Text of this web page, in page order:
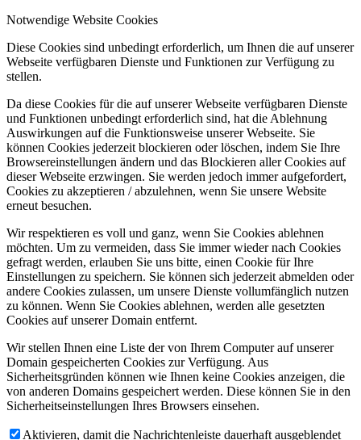
Notwendige Website Cookies
Diese Cookies sind unbedingt erforderlich, um Ihnen die auf unserer
Webseite verfügbaren Dienste und Funktionen zur Verfügung zu
stellen.
Da diese Cookies für die auf unserer Webseite verfügbaren Dienste
und Funktionen unbedingt erforderlich sind, hat die Ablehnung
Auswirkungen auf die Funktionsweise unserer Webseite. Sie
können Cookies jederzeit blockieren oder löschen, indem Sie Ihre
Browsereinstellungen ändern und das Blockieren aller Cookies auf
dieser Webseite erzwingen. Sie werden jedoch immer aufgefordert,
Cookies zu akzeptieren / abzulehnen, wenn Sie unsere Website
erneut besuchen.
Wir respektieren es voll und ganz, wenn Sie Cookies ablehnen
möchten. Um zu vermeiden, dass Sie immer wieder nach Cookies
gefragt werden, erlauben Sie uns bitte, einen Cookie für Ihre
Einstellungen zu speichern. Sie können sich jederzeit abmelden oder
andere Cookies zulassen, um unsere Dienste vollumfänglich nutzen
zu können. Wenn Sie Cookies ablehnen, werden alle gesetzten
Cookies auf unserer Domain entfernt.
Wir stellen Ihnen eine Liste der von Ihrem Computer auf unserer
Domain gespeicherten Cookies zur Verfügung. Aus
Sicherheitsgründen können wie Ihnen keine Cookies anzeigen, die
von anderen Domains gespeichert werden. Diese können Sie in den
Sicherheitseinstellungen Ihres Browsers einsehen.
Aktivieren, damit die Nachrichtenleiste dauerhaft ausgeblendet